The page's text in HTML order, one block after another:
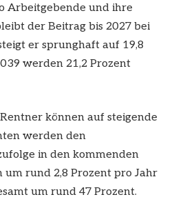
Arbeitgebende und ihre
der Beitrag bis 2027 bei
er sprunghaft auf 19,8
werden 21,2 Prozent
können auf steigende
werden den
in den kommenden
rund 2,8 Prozent pro Jahr
um rund 47 Prozent.